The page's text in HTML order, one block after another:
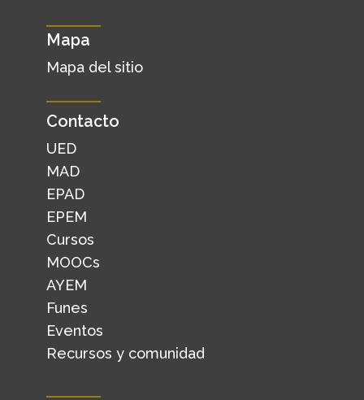
Mapa
Mapa del sitio
Contacto
UED
MAD
EPAD
EPEM
Cursos
MOOCs
AYEM
Funes
Eventos
Recursos y comunidad